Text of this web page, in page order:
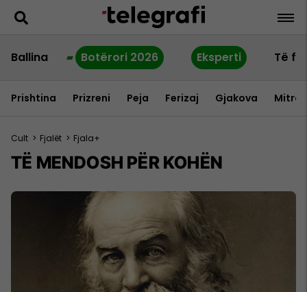
Ballina Botërori 2026 Eksperti Të
Prishtina Prizreni Peja Ferizaj Gjakova
Cult > Fjalët > Fjala+
TË MENDOSH PËR KOHËN